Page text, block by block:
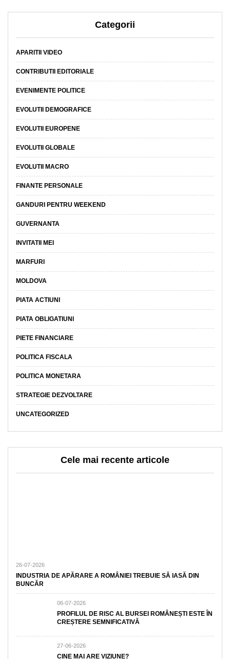
Categorii
APARITII VIDEO
CONTRIBUTII EDITORIALE
EVENIMENTE POLITICE
EVOLUTII DEMOGRAFICE
EVOLUTII EUROPENE
EVOLUTII GLOBALE
EVOLUTII MACRO
FINANTE PERSONALE
GANDURI PENTRU WEEKEND
GUVERNANTA
INVITATII MEI
MARFURI
MOLDOVA
PIATA ACTIUNI
PIATA OBLIGATIUNI
PIETE FINANCIARE
POLITICA FISCALA
POLITICA MONETARA
STRATEGIE DEZVOLTARE
UNCATEGORIZED
Cele mai recente articole
26-07-2026
INDUSTRIA DE APĂRARE A ROMÂNIEI TREBUIE SĂ IASĂ DIN
BUNCĂR
06-07-2026
PROFILUL DE RISC AL BURSEI ROMÂNEȘTI ESTE ÎN
CREȘTERE SEMNIFICATIVĂ
27-06-2026
CINE MAI ARE VIZIUNE?